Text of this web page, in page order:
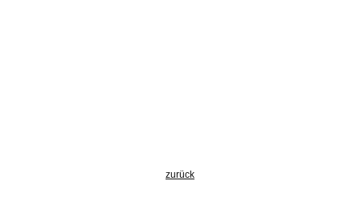
zurück